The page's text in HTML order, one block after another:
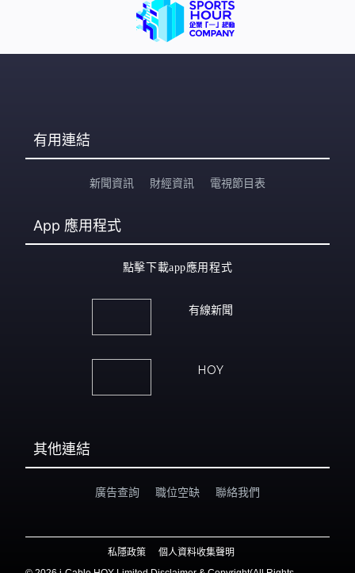
有用連結
新聞資訊 財經資訊 電視節目表
App 應用程式
點擊下載app應用程式
有線新聞
HOY
其他連結
廣告查詢 職位空缺 聯絡我們
私隱政策
個人資料收集聲明